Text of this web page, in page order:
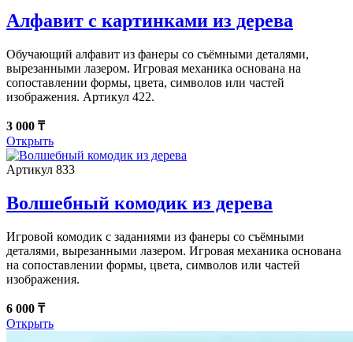
Алфавит с картинками из дерева
Обучающий алфавит из фанеры со съёмными деталями,
вырезанными лазером. Игровая механика основана на
сопоставлении формы, цвета, символов или частей
изображения. Артикул 422.
3 000 ₸
Открыть
Артикул 833
Волшебный комодик из дерева
Игровой комодик с заданиями из фанеры со съёмными
деталями, вырезанными лазером. Игровая механика основана
на сопоставлении формы, цвета, символов или частей
изображения.
6 000 ₸
Открыть